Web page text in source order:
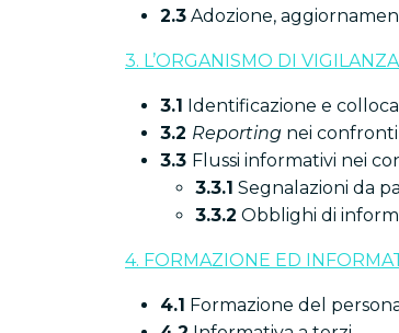
2.3 Adozione,
3. L’ORGANISMO DI VIGILANZA
3.1 Identificazione e
3.2 Reporting nei
3.3 Flussi informativi nei
3.3.1 Segnalazioni da
3.3.2 Obblighi di
4. FORMAZIONE ED
4.1 Formazione del